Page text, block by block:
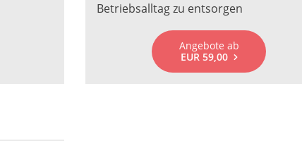
Betriebsalltag zu entsorgen
Angebote ab
EUR 59,00